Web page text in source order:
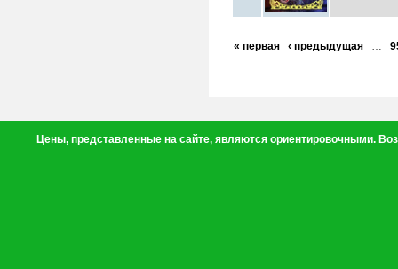
« первая ‹ предыдущая …
Цены, представленные на сайте, являются ориентировочными.